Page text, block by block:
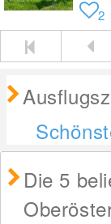
2
Die 5